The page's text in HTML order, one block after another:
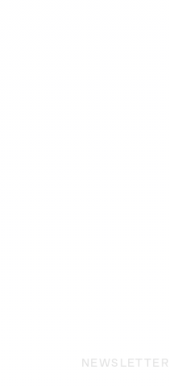
NEWSLETTER